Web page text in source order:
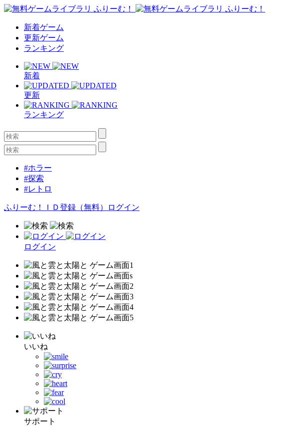
新着ゲーム
更新ゲーム
ランキング
新着
更新
ランキング
#ホラー
#探索
#レトロ
ふりーむ！ＩＤ登録（無料） ログイン
ログイン
いいね
サポート